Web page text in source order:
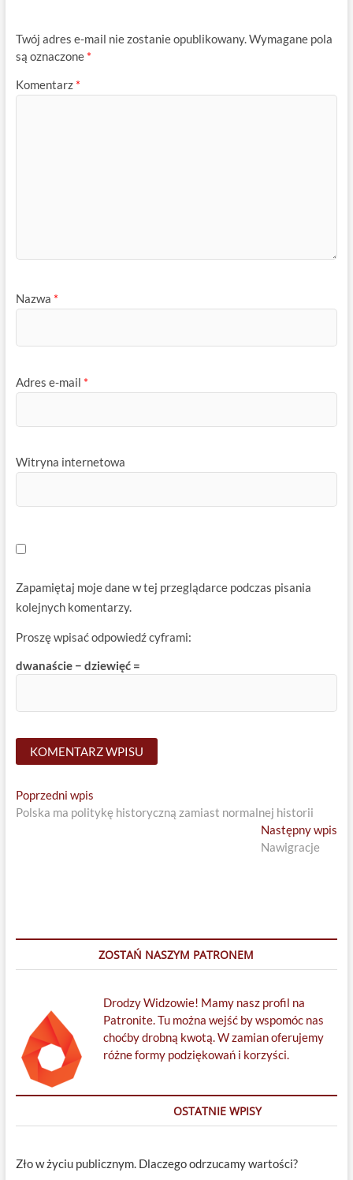
Twój adres e-mail nie zostanie opublikowany.Wymagane pola
są oznaczone *
Komentarz *
Nazwa *
Adres e-mail *
Witryna internetowa
Zapamiętaj moje dane w tej przeglądarce podczas pisania
kolejnych komentarzy.
Proszę wpisać odpowiedź cyframi:
dwanaście − dziewięć =
Nawigacja
wpisu
Poprzedni wpisPrevious
post:
Polska ma politykę historyczną zamiast normalnej historii
Następny wpis
Nawigracje
ZOSTAŃ NASZYM PATRONEM
Drodzy Widzowie! Mamy nasz profil na
Patronite. Tu można wejść by wspomóc nas
choćby drobną kwotą. W zamian oferujemy
różne formy podziękowań i korzyści.
OSTATNIE WPISY
Zło w życiu publicznym. Dlaczego odrzucamy wartości?